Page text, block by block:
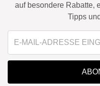
auf besondere Rabatte,
Tipps